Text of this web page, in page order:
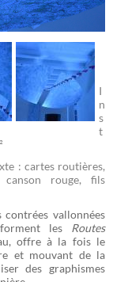
I
n
s
t
: cartes routières,
canson rouge, fils
contrées vallonnées
les Routes
offre à la fois le
et mouvant de la
des graphismes